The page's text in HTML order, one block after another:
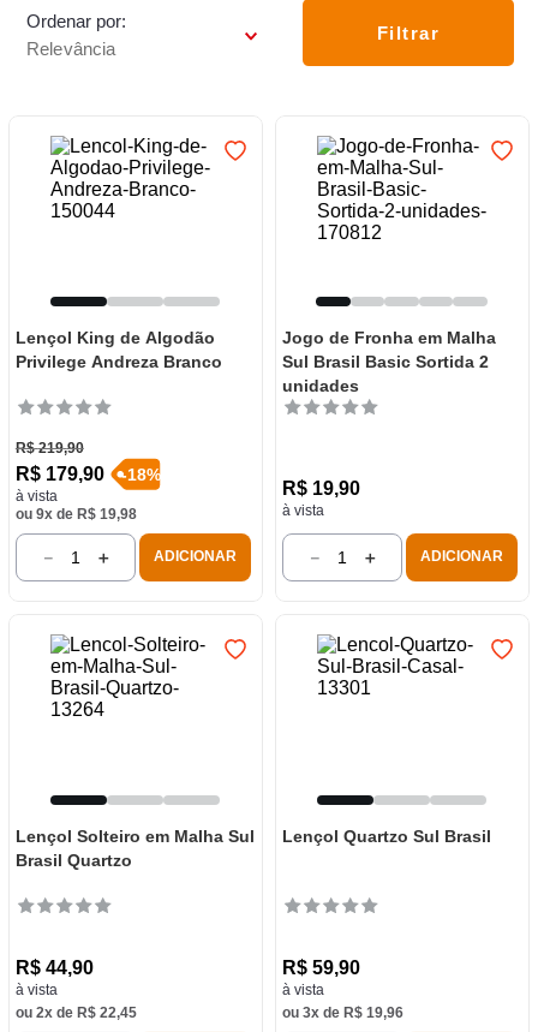
Ordenar por
Relevância
Filtrar
Lençol King de Algodão
Privilege Andreza Branco
R$ 219,90
R$ 179,90
à vista
-18%
ou 9x de R$ 19,98
＋
－ ADICIONAR
Jogo de Fronha em Malha
Sul Brasil Basic Sortida 2
unidades
R$ 19,90
à vista
＋
－ ADICIONAR
Lençol Solteiro em Malha Sul
Brasil Quartzo
R$ 44,90
à vista
ou 2x de R$ 22,45
Lençol Quartzo Sul Brasil
R$ 59,90
à vista
ou 3x de R$ 19,96
5º
6º luminária
8º panelas
9º varal
10º caneca